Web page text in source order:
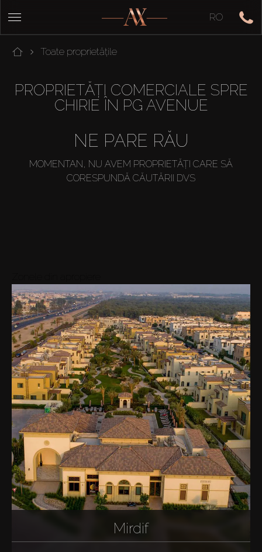
RO
Toate proprietățile
PROPRIETĂȚI COMERCIALE SPRE
CHIRIE ÎN PG AVENUE
NE PARE RĂU
MOMENTAN, NU AVEM PROPRIETĂȚI CARE SĂ
CORESPUNDĂ CĂUTĂRII DVS
Mirdif